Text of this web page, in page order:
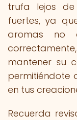
trufa lejos
fuertes, ya
aromas no
mantener su
permitiéndote
en tus
Recuerda